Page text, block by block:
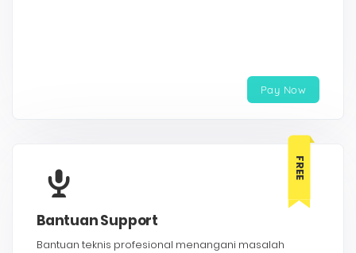
Pay Now
FREE
Bantuan Support
Bantuan teknis profesional menangani masalah